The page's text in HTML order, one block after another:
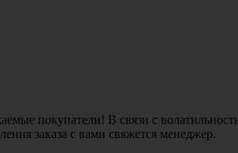
покупатели! В связи с
заказа с вами свяжется менеджер.